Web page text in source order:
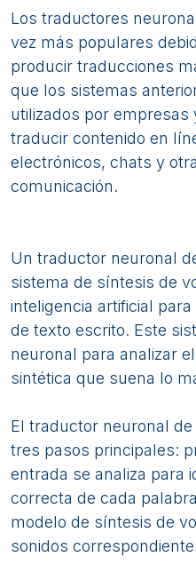
Los traductores
vez más populares
producir traducciones
que los sistemas
utilizados por empresas
traducir contenido en
electrónicos, chats y
comunicación.
Un traductor neuronal
sistema de síntesis de
inteligencia artificial
de texto escrito. Este
neuronal para analizar
sintética que suena lo
El traductor neuronal
tres pasos principales:
entrada se analiza para
correcta de cada
modelo de síntesis de
sonidos